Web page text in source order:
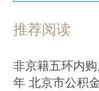
推荐阅读
非京籍五环内
年 北京市公积